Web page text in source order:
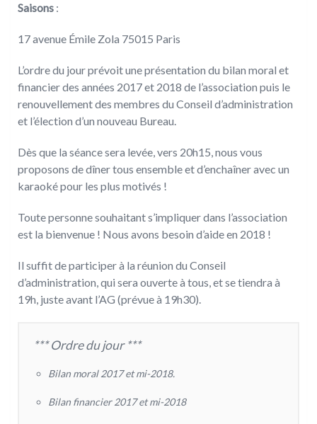
Saisons :
17 avenue Émile Zola 75015 Paris
L’ordre du jour prévoit une présentation du bilan moral et
financier des années 2017 et 2018 de l’association puis le
renouvellement des membres du Conseil d’administration
et l’élection d’un nouveau Bureau.
Dès que la séance sera levée, vers 20h15, nous vous
proposons de dîner tous ensemble et d’enchaîner avec un
karaoké pour les plus motivés !
Toute personne souhaitant s’impliquer dans l’association
est la bienvenue ! Nous avons besoin d’aide en 2018 !
Il suffit de participer à la réunion du Conseil
d’administration, qui sera ouverte à tous, et se tiendra à
19h, juste avant l’AG (prévue à 19h30).
*** Ordre du jour ***
Bilan moral 2017 et mi-2018.
Bilan financier 2017 et mi-2018